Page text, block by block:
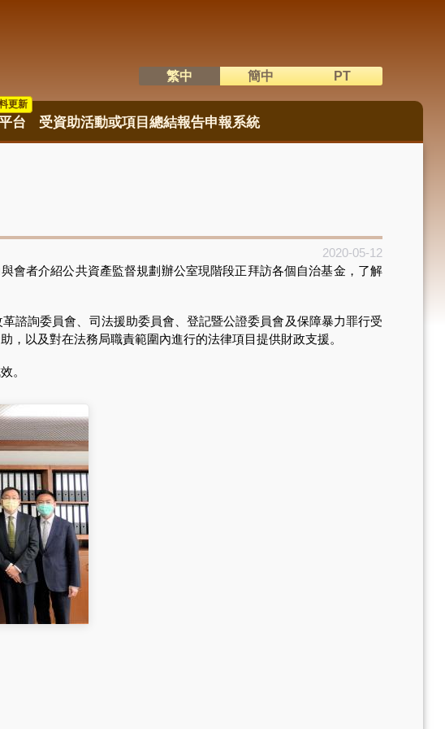
語系切換
繁中 簡中 PT
台
更新
更新
受資助活動或項目總結報告申報系統
2020-05-12
者介紹公共資產監督規劃辦公室現階段正拜訪各個自治基金，了解
詢委員會、司法援助委員會、登記暨公證委員會及保障暴力罪行受
以及對在法務局職責範圍內進行的法律項目提供財政支援。
。